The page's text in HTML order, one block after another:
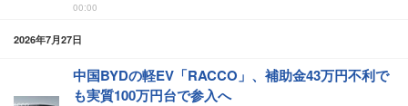
00:00
2026年7月27日
中国BYDの軽EV「RACCO」、補助金43万円不利で
も実質100万円台で参入へ